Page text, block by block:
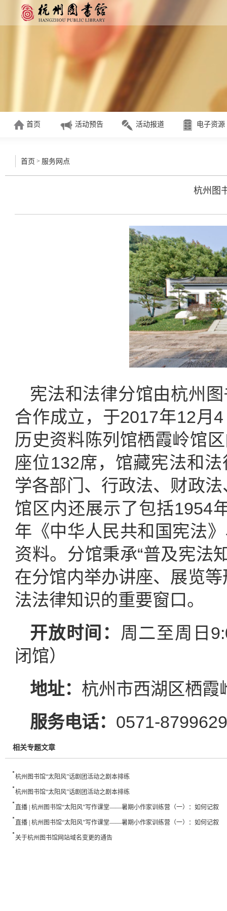
首页 活动预告 活动报道 电子资源
首页 > 服务网点
杭州图
宪法和法律分馆由杭州
合作成立，于2017年12月
历史资料陈列馆栖霞岭馆
座位132席，馆藏宪法和
学各部门、行政法、财政
馆区内还展示了包括1954
年《中华人民共和国宪法
资料。分馆秉承“普及宪法
在分馆内举办讲座、展览
法法律知识的重要窗口。
开放时间： 周二至周日
闭馆）
地址： 杭州市西湖区栖霞
服务电话： 0571-
相关专题文章
杭州图书馆“太阳风”话剧团活动之剧本排练
杭州图书馆“太阳风”话剧团活动之剧本排练
直播 | 杭州图书馆“太阳风”写作课堂——暑期小作家训练营（一）：如何记叙
直播 | 杭州图书馆“太阳风”写作课堂——暑期小作家训练营（一）：如何记叙
关于杭州图书馆网站域名变更的通告